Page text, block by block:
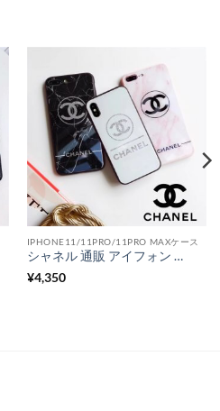
IPHONE11/11PRO/11PRO MAXケース
シャネル 通販 アイフォン ケースメンズ ラメのロゴ chanel アイフォン カバー 11 pro max ブランド スマホケース iPhonexr xs max ガラス 安い
¥4,350